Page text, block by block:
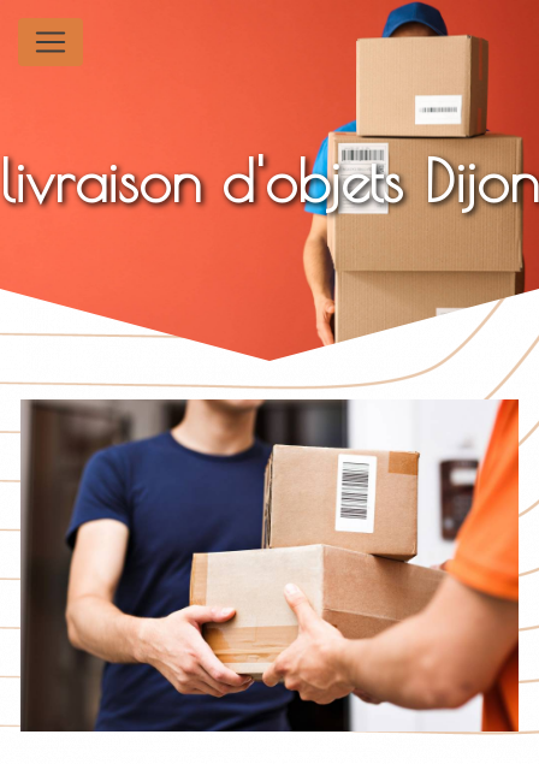
livraison d'objets Dijon
Panneau de gestion des cookies